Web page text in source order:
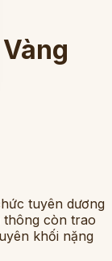
tuyên dương
còn trao
khối nặng